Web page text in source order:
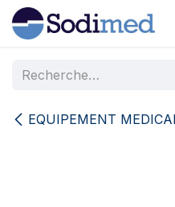
Se rendre au contenu
EQUIPEMENT